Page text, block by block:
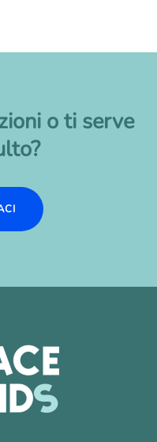
o ti serve